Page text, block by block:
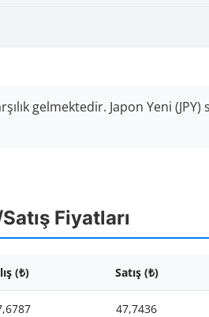
gelmektedir. Japon Yeni
Fiyatları
(₺) Satış (₺)
47,7436